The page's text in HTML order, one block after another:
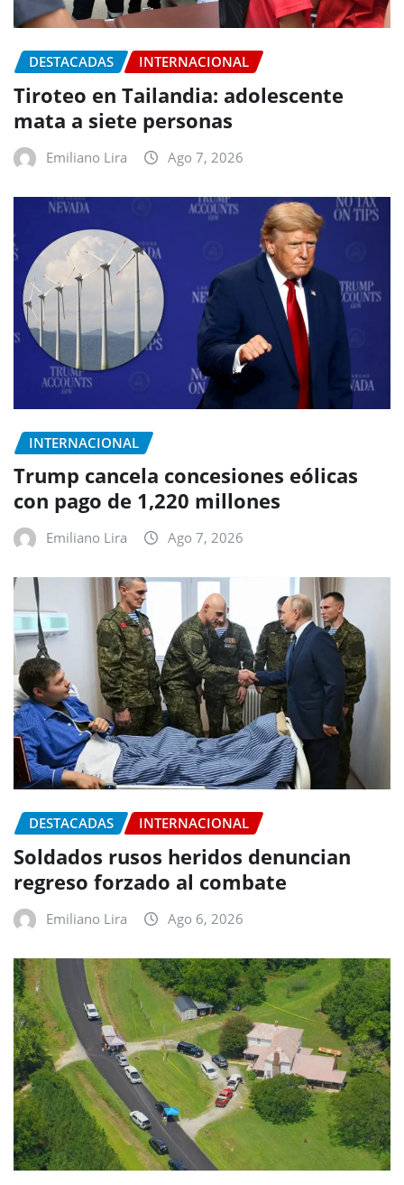
DESTACADAS INTERNACIONAL
Tiroteo en Tailandia: adolescente
mata a siete personas
Emiliano Lira Ago 7, 2026
INTERNACIONAL
Trump cancela concesiones eólicas
con pago de 1,220 millones
Emiliano Lira Ago 7, 2026
DESTACADAS INTERNACIONAL
Soldados rusos heridos denuncian
regreso forzado al combate
Emiliano Lira Ago 6, 2026